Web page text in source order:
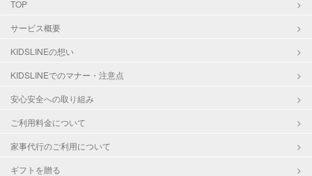
TOP
サービス概要
KIDSLINEの想い
KIDSLINEでのマナー・注意点
安心安全への取り組み
ご利用料金について
家事代行のご利用について
ギフトを贈る